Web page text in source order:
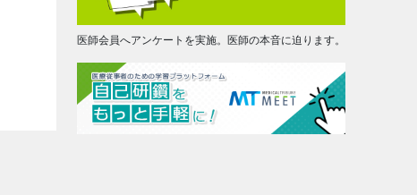
医師会員へアンケートを実施。医師の本音に迫ります。